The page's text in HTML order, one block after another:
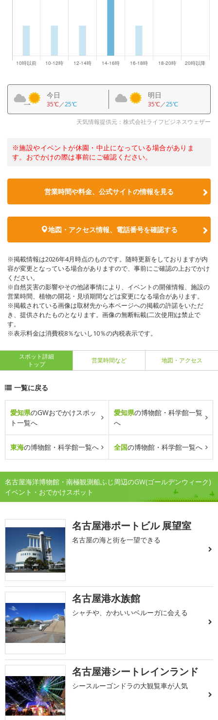
今日
35℃／25℃
明日
35℃／25℃
天気情報提供元：株式会社ライフビジネスウェザー
※施設やイベントが休園・中止になっている場合がありま
す。おでかけの際は事前にご確認ください。
営業時間や料金、公式サイトの情報を見る
地図・アクセス情報、電話番号を確認する
※掲載情報は2026年4月時点のものです。随時更新をしておりますが内
容が変更となっている場合がありますので、事前にご確認の上おでかけ
ください。
※自然災害の影響やその他諸事情により、イベントの開催情報、施設の
営業時間、植物の開花・見頃期間などは変更になる場合があります。
※掲載されている画像は取材先から本ページへの掲載の許諾をいただ
き、提供されたものとなります。画像の無断転載(二次使用)は禁止で
す。
※表示料金は消費税8％ないし10％の内税表示です。
スポット詳細
トップ
営業時間など 地図・アクセス
一覧に戻る
愛知県のGWおでかけスポッ
ト一覧へ
愛知県の博物館・科学館一覧
へ
東海の博物館・科学館一覧へ 全国の博物館・科学館一覧へ
名古屋海洋博物館・南極観測船ふじ周辺のGW(ゴールデンウィーク)
イベント・おでかけスポット
名古屋港ポートビル 展望室
名古屋の海と街を一望できる
名古屋港水族館
シャチや、かわいいベルーガに会える
名古屋港シートレインランド
シースルーゴンドラの大観覧車が人気